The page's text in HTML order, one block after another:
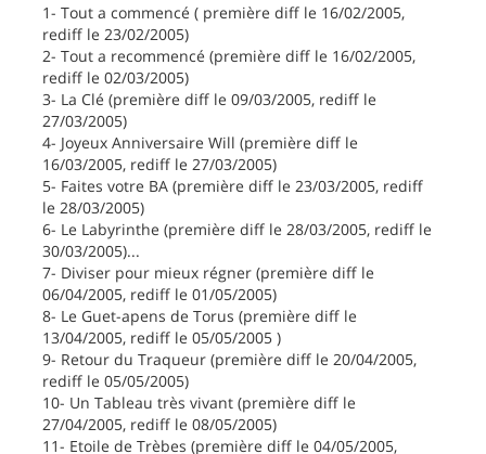
1- Tout a commencé ( première diff le 16/02/2005,
rediff le 23/02/2005)
2- Tout a recommencé (première diff le 16/02/2005,
rediff le 02/03/2005)
3- La Clé (première diff le 09/03/2005, rediff le
27/03/2005)
4- Joyeux Anniversaire Will (première diff le
16/03/2005, rediff le 27/03/2005)
5- Faites votre BA (première diff le 23/03/2005, rediff
le 28/03/2005)
6- Le Labyrinthe (première diff le 28/03/2005, rediff le
30/03/2005)...
7- Diviser pour mieux régner (première diff le
06/04/2005, rediff le 01/05/2005)
8- Le Guet-apens de Torus (première diff le
13/04/2005, rediff le 05/05/2005 )
9- Retour du Traqueur (première diff le 20/04/2005,
rediff le 05/05/2005)
10- Un Tableau très vivant (première diff le
27/04/2005, rediff le 08/05/2005)
11- Etoile de Trèbes (première diff le 04/05/2005,